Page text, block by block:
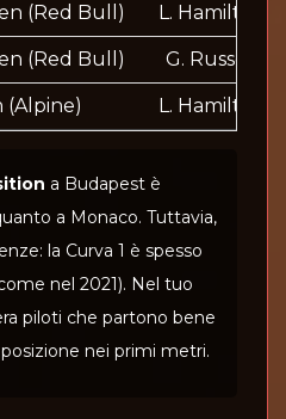
(Red Bull) L. Hamilton
(Red Bull) G. Russell
(Alpine) L. Hamilton
a Budapest è
a Monaco. Tuttavia,
la Curva 1 è spesso
nel 2021). Nel tuo
piloti che partono bene
nei primi metri.